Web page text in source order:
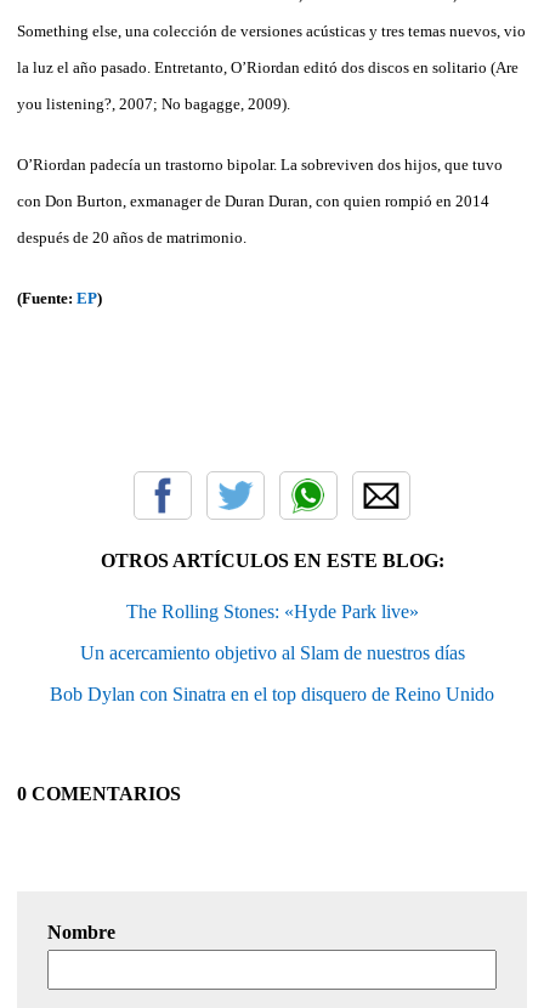
Something else, una colección de versiones acústicas y tres temas nuevos, vio
la luz el año pasado. Entretanto, O’Riordan editó dos discos en solitario (Are
you listening?, 2007; No bagagge, 2009).
O’Riordan padecía un trastorno bipolar. La sobreviven dos hijos, que tuvo
con Don Burton, exmanager de Duran Duran, con quien rompió en 2014
después de 20 años de matrimonio.
(Fuente: EP)
OTROS ARTÍCULOS EN ESTE BLOG:
The Rolling Stones: «Hyde Park live»
Un acercamiento objetivo al Slam de nuestros días
Bob Dylan con Sinatra en el top disquero de Reino Unido
0 COMENTARIOS
Nombre